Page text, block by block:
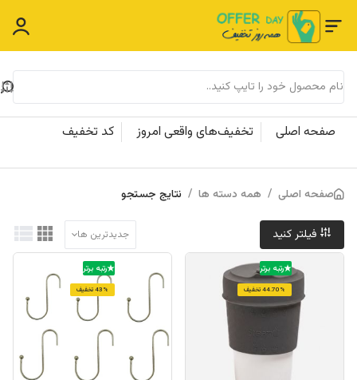
صفحه اصلی تخفیف‌های واقعی امروز کد تخفیف
صفحه اصلی / همه دسته ها / نتایج جستجو
جدیدترین ها
رتبه برتر
44.70% تخفیف
رتبه برتر
43% تخفیف